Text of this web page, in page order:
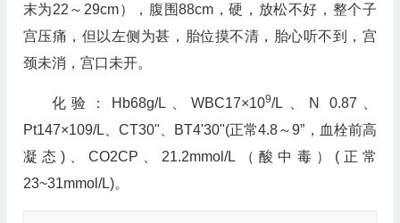
末为22～29cm），腹围88cm，硬，放松不好，整个子
宫压痛，但以左侧为甚，胎位摸不清，胎心听不到，宫
颈未消，宫口未开。
化验：Hb68g/L、WBC17×109/L、N 0.87、
Pt147×109/L、CT30"、BT4'30"(正常4.8～9”，血栓前高
凝态)、CO2CP、21.2mmol/L（酸中毒）(正常
23~31mmol/L)。